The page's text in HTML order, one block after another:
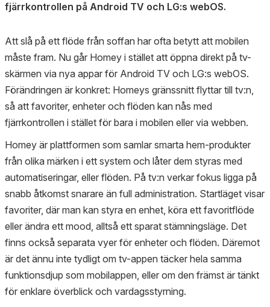
fjärrkontrollen på Android TV och LG:s webOS.
Att slå på ett flöde från soffan har ofta betytt att mobilen
måste fram. Nu går Homey i stället att öppna direkt på tv-
skärmen via nya appar för Android TV och LG:s webOS.
Förändringen är konkret: Homeys gränssnitt flyttar till tv:n,
så att favoriter, enheter och flöden kan nås med
fjärrkontrollen i stället för bara i mobilen eller via webben.
Homey är plattformen som samlar smarta hem-produkter
från olika märken i ett system och låter dem styras med
automatiseringar, eller flöden. På tv:n verkar fokus ligga på
snabb åtkomst snarare än full administration. Startläget visar
favoriter, där man kan styra en enhet, köra ett favoritflöde
eller ändra ett mood, alltså ett sparat stämningsläge. Det
finns också separata vyer för enheter och flöden. Däremot
är det ännu inte tydligt om tv-appen täcker hela samma
funktionsdjup som mobilappen, eller om den främst är tänkt
för enklare överblick och vardagsstyrning.